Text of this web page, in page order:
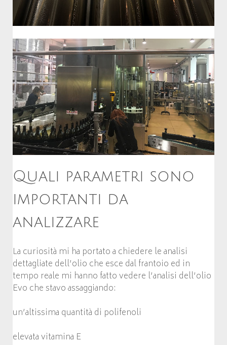
Quali parametri sono
importanti da
analizzare
La curiosità mi ha portato a chiedere le analisi
dettagliate dell’olio che esce dal frantoio ed in
tempo reale mi hanno fatto vedere l’analisi dell’olio
Evo che stavo assaggiando:
un’altissima quantità di polifenoli
elevata vitamina E